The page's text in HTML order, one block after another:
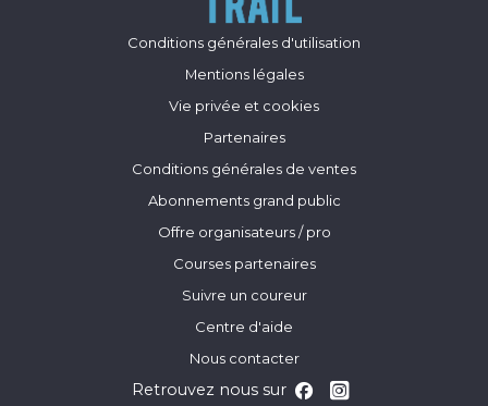
Conditions générales d'utilisation
Mentions légales
Vie privée et cookies
Partenaires
Conditions générales de ventes
Abonnements grand public
Offre organisateurs / pro
Courses partenaires
Suivre un coureur
Centre d'aide
Nous contacter
Retrouvez nous sur